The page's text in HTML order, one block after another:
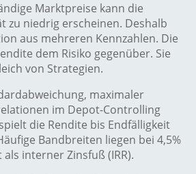
Marktpreise kann die
zu niedrig erscheinen. Deshalb
aus mehreren Kennzahlen. Die
dem Risiko gegenüber. Sie
von Strategien.
maximaler
im Depot-Controlling
die Rendite bis Endfälligkeit
Bandbreiten liegen bei 4,5%
interner Zinsfuß (IRR).